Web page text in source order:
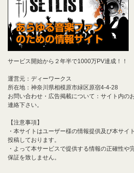
サービス開始から２年半で1000万PV達成！！
運営元：ディーワークス
所在地：神奈川県相模原市緑区原宿4-4-28
お問い合わせ・広告掲載について：サイト内の
連絡下さい。
【注意事項】
・本サイトはユーザー様の情報提供及び本サイ
投稿しております。
・よって本サービスで提供する情報の正確性や
保証を致しません。